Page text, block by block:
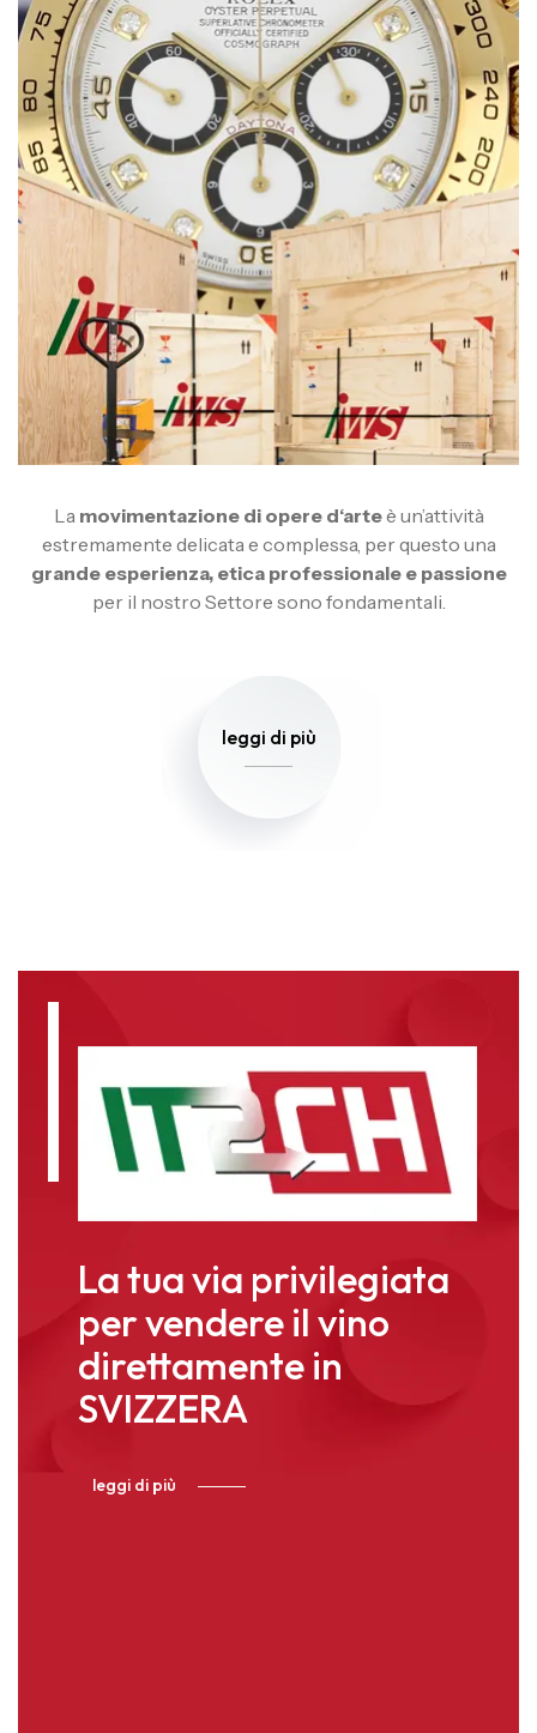
La movimentazione di opere d‘arteè un’attività
estremamente delicata e complessa, per questo una
grande esperienza, etica professionale e passione
per il nostro Settore sono fondamentali.
leggi di più
La tua via privilegiata
per vendere il vino
direttamente in
SVIZZERA
leggi di più